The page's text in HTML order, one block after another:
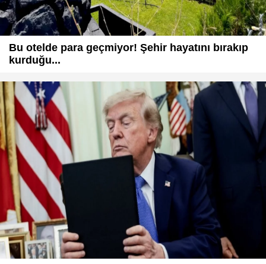
Bu otelde para geçmiyor! Şehir hayatını bırakıp
kurduğu...